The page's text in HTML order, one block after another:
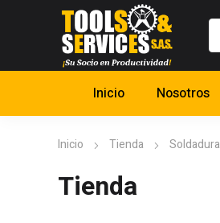
Inicio Nosotros
Inicio Tienda Soldadura
Tienda